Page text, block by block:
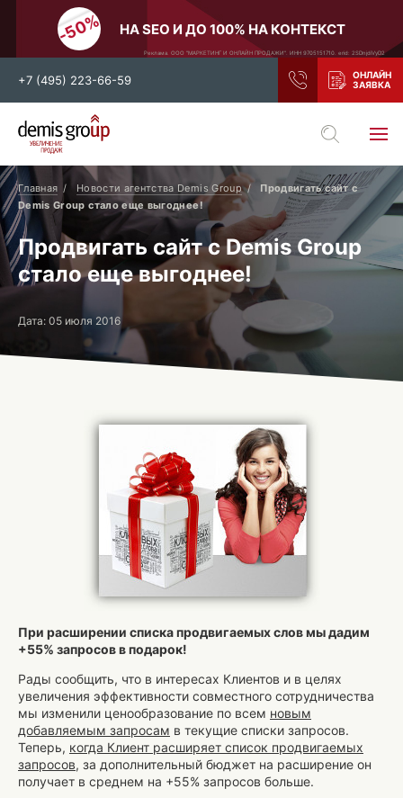
НА SEO И ДО 100% НА КОНТЕКСТ
Реклама. ООО "МАРКЕТИНГ И ОНЛАЙН ПРОДАЖИ". ИНН 9705151710. erid: 2SDnjdiVyD2
+7 (495) 223-66-59
Выберите свой город
Москва
Санкт-Петербург
Нижний Новгород
Тамбов
Воронеж
Тула
Новосибирск
Екатеринбург
Ростов-на-Дону
и все регионы РФ
Главная Новости агентства Demis Group
Продвигать сайт с
Demis Group стало еще выгоднее!
Продвигать сайт с Demis Group
стало еще выгоднее!
Дата: 05 июля 2016
При расширении списка продвигаемых слов мы дадим
+55% запросов в подарок!
Рады сообщить, что в интересах Клиентов и в целях
увеличения эффективности совместного сотрудничества
мы изменили ценообразование по всем новым
добавляемым запросам в текущие списки запросов.
Теперь, когда Клиент расширяет список продвигаемых
запросов, за дополнительный бюджет на расширение он
получает в среднем на +55% запросов больше.